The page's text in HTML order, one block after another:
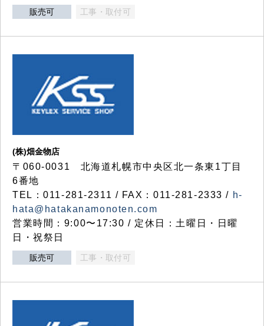
販売可 工事・取付可
(株)畑金物店
〒060-0031 北海道札幌市中央区北一条東1丁目
6番地
TEL：011-281-2311 / FAX：011-281-2333 / h-
hata@hatakanamonoten.com
営業時間：9:00〜17:30 / 定休日：土曜日・日曜
日・祝祭日
販売可 工事・取付可